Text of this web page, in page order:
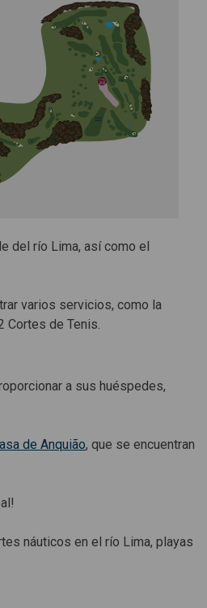
del río Lima, así como el
varios servicios, como la
Cortes de Tenis.
a sus huéspedes,
de Anquião, que se encuentran
náuticos en el río Lima, playas